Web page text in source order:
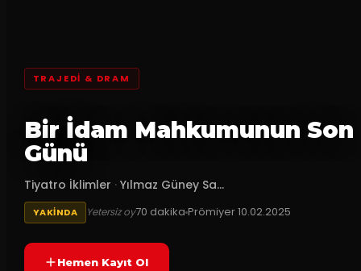
TRAJEDI & DRAM
Bir İdam Mahkumunun Son
Günü
Tiyatro İklimler · Yılmaz Güney Sa...
YAKINDA Yetersiz oy70 dakikaPrömiyer10.02.2025
Hemen Kayıt Ol